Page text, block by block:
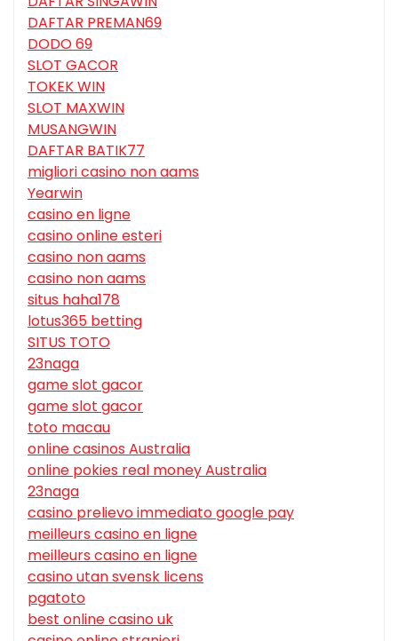
DAFTAR PREMAN69
DODO 69
SLOT GACOR
TOKEK WIN
SLOT MAXWIN
MUSANGWIN
DAFTAR BATIK77
migliori casino non aams
Yearwin
casino en ligne
casino online esteri
casino non aams
casino non aams
situs haha178
lotus365 betting
SITUS TOTO
23naga
game slot gacor
game slot gacor
toto macau
online casinos Australia
online pokies real money Australia
23naga
casino prelievo immediato google pay
meilleurs casino en ligne
meilleurs casino en ligne
casino utan svensk licens
pgatoto
best online casino uk